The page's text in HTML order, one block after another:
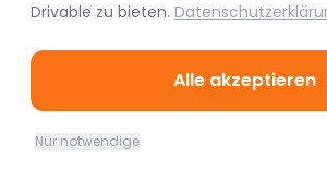
©2026Drivable.Alle Rechte
Drivable zu bieten.
Alle akzeptieren
Nur notwendige